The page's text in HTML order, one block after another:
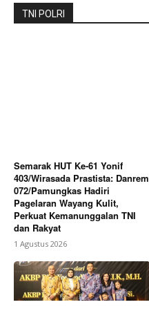
TNI POLRI
Semarak HUT Ke-61 Yonif
403/Wirasada Prastista: Danrem
072/Pamungkas Hadiri
Pagelaran Wayang Kulit,
Perkuat Kemanunggalan TNI
dan Rakyat
1 Agustus 2026